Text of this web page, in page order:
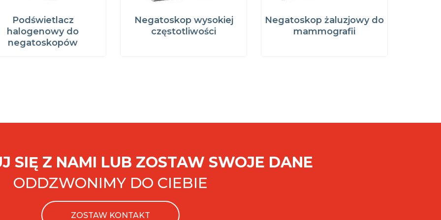
Podświetlacz
halogenowy do
negatoskopów
Negatoskop wysokiej
częstotliwości
Negatoskop żaluzjowy do
mammografii
SIĘ Z NAMI LUB ZOSTAW SWOJE DANE
ODDZWONIMY DO CIEBIE
ZOSTAW KONTAKT